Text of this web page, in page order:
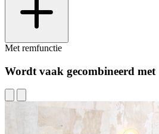
Met remfunctie
Wordt vaak gecombineerd met